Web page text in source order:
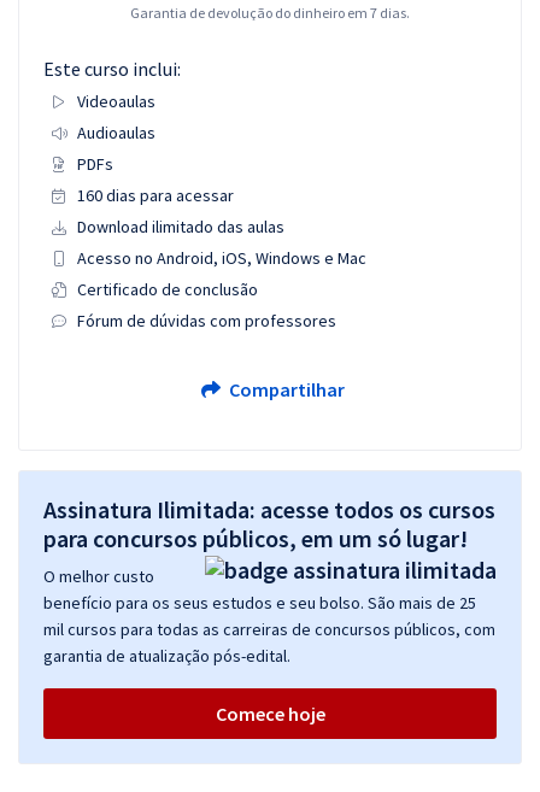
Garantia de devolução do dinheiro em 7 dias.
Este curso inclui:
Videoaulas
Audioaulas
PDFs
160 dias para acessar
Download ilimitado das aulas
Acesso no Android, iOS, Windows e Mac
Certificado de conclusão
Fórum de dúvidas com professores
Compartilhar
Assinatura Ilimitada: acesse todos os cursos
para concursos públicos, em um só lugar!
O melhor custo
benefício para os seus estudos e seu bolso. São mais de 25
mil cursos para todas as carreiras de concursos públicos, com
garantia de atualização pós-edital.
Comece hoje